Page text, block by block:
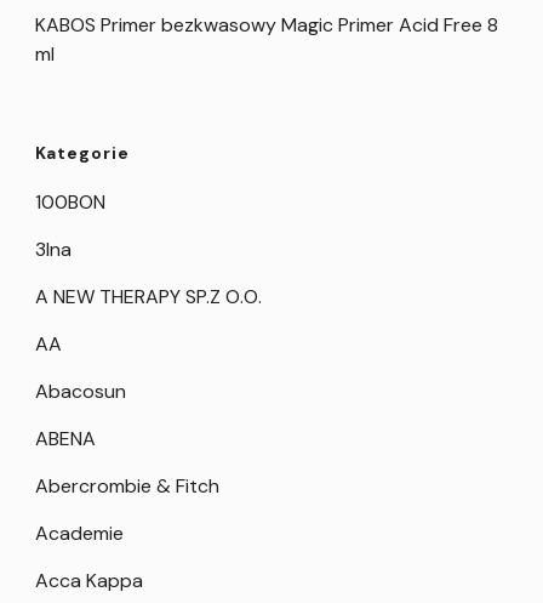
KABOS Primer bezkwasowy Magic Primer Acid Free 8
ml
Kategorie
100BON
3Ina
A NEW THERAPY SP.Z O.O.
AA
Abacosun
ABENA
Abercrombie & Fitch
Academie
Acca Kappa